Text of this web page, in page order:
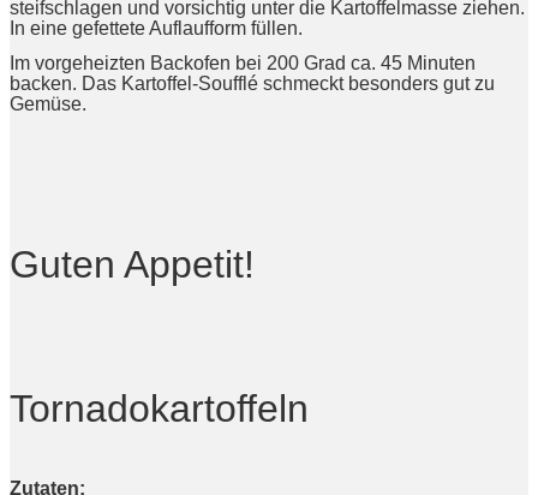
steifschlagen und vorsichtig unter die Kartoffelmasse ziehen.
In eine gefettete Auflaufform füllen.
Im vorgeheizten Backofen bei 200 Grad ca. 45 Minuten
backen. Das Kartoffel-Soufflé schmeckt besonders gut zu
Gemüse.
Guten Appetit!
Tornadokartoffeln
Zutaten: